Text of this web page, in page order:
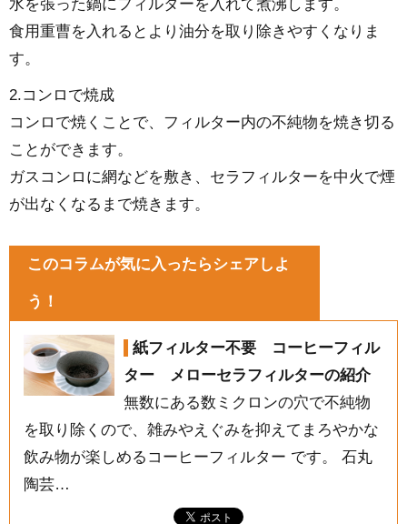
水を張った鍋にフィルターを入れて煮沸します。
食用重曹を入れるとより油分を取り除きやすくなりま
す。
2.コンロで焼成
コンロで焼くことで、フィルター内の不純物を焼き切る
ことができます。
ガスコンロに網などを敷き、セラフィルターを中火で煙
が出なくなるまで焼きます。
このコラムが気に入ったらシェアしよ
う！
紙フィルター不要 コーヒーフィル
ター メローセラフィルターの紹介
無数にある数ミクロンの穴で不純物
を取り除くので、雑みやえぐみを抑えてまろやかな
飲み物が楽しめるコーヒーフィルター です。 石丸
陶芸…